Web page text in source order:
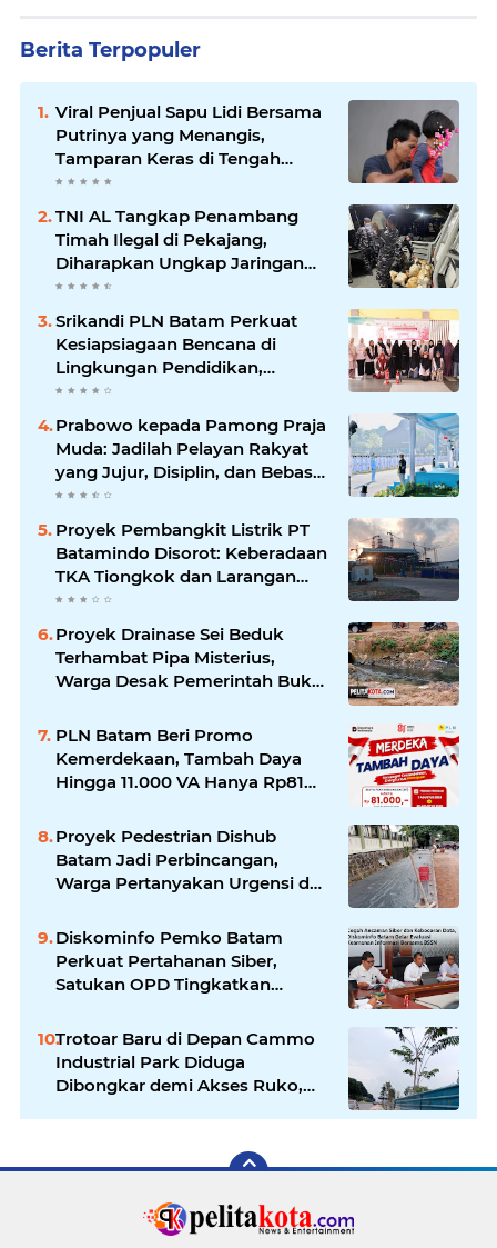
Berita Terpopuler
Viral Penjual Sapu Lidi Bersama
Putrinya yang Menangis,
Tamparan Keras di Tengah
Maraknya Korupsi
TNI AL Tangkap Penambang
Timah Ilegal di Pekajang,
Diharapkan Ungkap Jaringan
hingga Dalang Utama
Srikandi PLN Batam Perkuat
Kesiapsiagaan Bencana di
Lingkungan Pendidikan,
Serahkan APAR dan Rambu K3
Prabowo kepada Pamong Praja
Muda: Jadilah Pelayan Rakyat
yang Jujur, Disiplin, dan Bebas
Korupsi
Proyek Pembangkit Listrik PT
Batamindo Disorot: Keberadaan
TKA Tiongkok dan Larangan
Liputan Wartawan Jadi
Proyek Drainase Sei Beduk
Terhambat Pipa Misterius,
Warga Desak Pemerintah Buka
PLN Batam Beri Promo
Kemerdekaan, Tambah Daya
Hingga 11.000 VA Hanya Rp81
Proyek Pedestrian Dishub
Batam Jadi Perbincangan,
Warga Pertanyakan Urgensi dan
Diskominfo Pemko Batam
Perkuat Pertahanan Siber,
Satukan OPD Tingkatkan
Pemerintah
Trotoar Baru di Depan Cammo
Industrial Park Diduga
Dibongkar demi Akses Ruko,